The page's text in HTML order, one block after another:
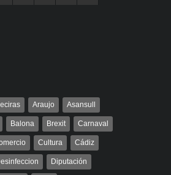
Araujo Asansull
Balona Brexit Carnaval
Cultura Cádiz
Diputación